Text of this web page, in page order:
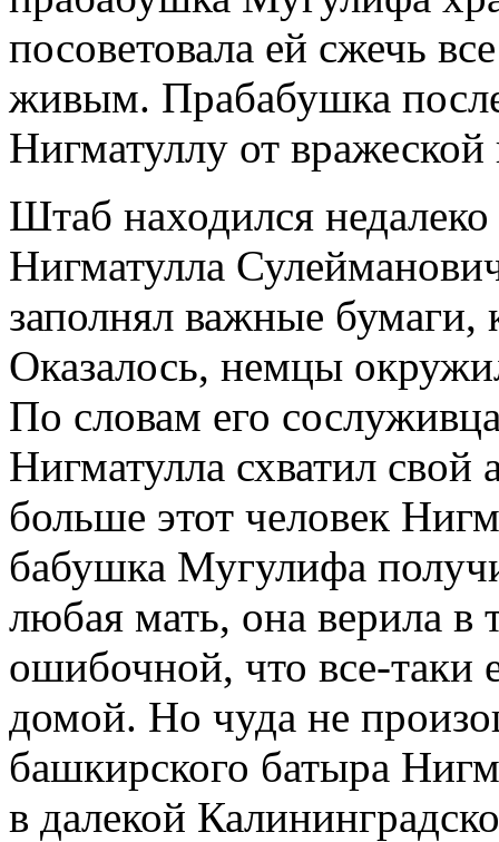
посоветовала ей сжечь
живым. Прабабушка
Нигматуллу от вражеской
Штаб находился недалеко
Нигматулла
заполнял важные бумаги,
Оказалось, немцы
По словам его
Нигматулла схватил
больше этот человек
бабушка Мугулифа
любая мать, она верила в
ошибочной, что все-таки
домой. Но чуда не
башкирского батыра
в далекой